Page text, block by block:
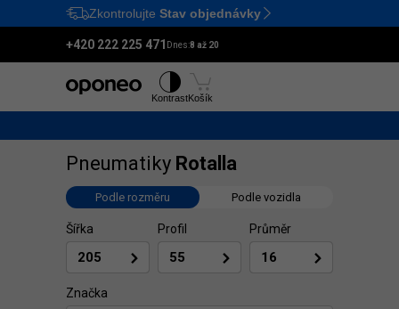
Ctrl M
Zkontrolujte Stav objednávky
+420 222 225 471 Dnes:8 až 20
KontrastKošík
Pneumatiky Rotalla
Podle rozměru Podle vozidla
Šířka Profil Průměr
Značka